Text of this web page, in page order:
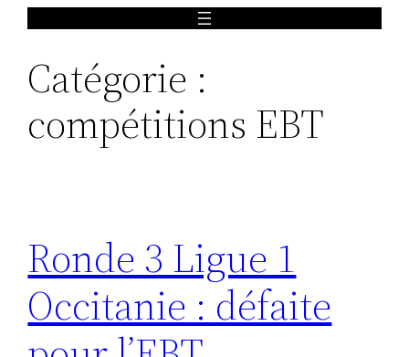
contenu
Catégorie :
compétitions EBT
Ronde 3 Ligue 1
Occitanie : défaite